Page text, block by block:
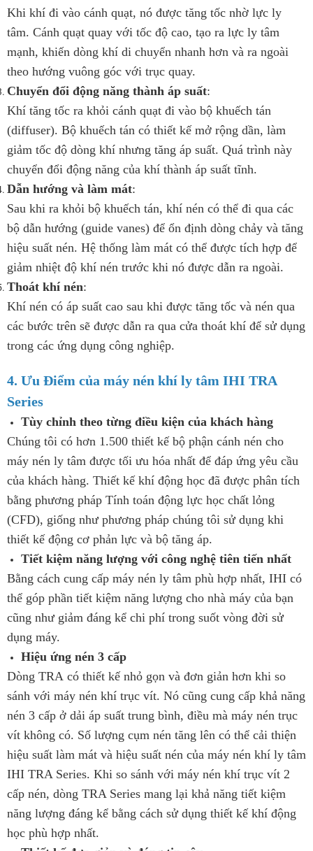
Khi khí đi vào cánh quạt, nó được tăng tốc nhờ lực ly
tâm. Cánh quạt quay với tốc độ cao, tạo ra lực ly tâm
mạnh, khiến dòng khí di chuyển nhanh hơn và ra ngoài
theo hướng vuông góc với trục quay.
Chuyển đổi động năng thành áp suất:
Khí tăng tốc ra khỏi cánh quạt đi vào bộ khuếch tán
(diffuser). Bộ khuếch tán có thiết kế mở rộng dần, làm
giảm tốc độ dòng khí nhưng tăng áp suất. Quá trình này
chuyển đổi động năng của khí thành áp suất tĩnh.
Dẫn hướng và làm mát:
Sau khi ra khỏi bộ khuếch tán, khí nén có thể đi qua các
bộ dẫn hướng (guide vanes) để ổn định dòng chảy và tăng
hiệu suất nén. Hệ thống làm mát có thể được tích hợp để
giảm nhiệt độ khí nén trước khi nó được dẫn ra ngoài.
Thoát khí nén:
Khí nén có áp suất cao sau khi được tăng tốc và nén qua
các bước trên sẽ được dẫn ra qua cửa thoát khí để sử dụng
trong các ứng dụng công nghiệp.
4. Ưu Điểm của máy nén khí ly tâm IHI TRA
Series
Tùy chỉnh theo từng điều kiện của khách hàng
Chúng tôi có hơn 1.500 thiết kế bộ phận cánh nén cho
máy nén ly tâm được tối ưu hóa nhất để đáp ứng yêu cầu
của khách hàng. Thiết kế khí động học đã được phân tích
bằng phương pháp Tính toán động lực học chất lỏng
(CFD), giống như phương pháp chúng tôi sử dụng khi
thiết kế động cơ phản lực và bộ tăng áp.
Tiết kiệm năng lượng với công nghệ tiên tiến nhất
Bằng cách cung cấp máy nén ly tâm phù hợp nhất, IHI có
thể góp phần tiết kiệm năng lượng cho nhà máy của bạn
cũng như giảm đáng kể chi phí trong suốt vòng đời sử
dụng máy.
Hiệu ứng nén 3 cấp
Dòng TRA có thiết kế nhỏ gọn và đơn giản hơn khi so
sánh với máy nén khí trục vít. Nó cũng cung cấp khả năng
nén 3 cấp ở dải áp suất trung bình, điều mà máy nén trục
vít không có. Số lượng cụm nén tăng lên có thể cải thiện
hiệu suất làm mát và hiệu suất nén của máy nén khí ly tâm
IHI TRA Series. Khi so sánh với máy nén khí trục vít 2
cấp nén, dòng TRA Series mang lại khả năng tiết kiệm
năng lượng đáng kể bằng cách sử dụng thiết kế khí động
học phù hợp nhất.